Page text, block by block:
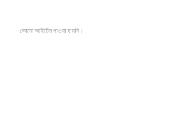
কোনো আইটেম পাওয়া যায়নি।